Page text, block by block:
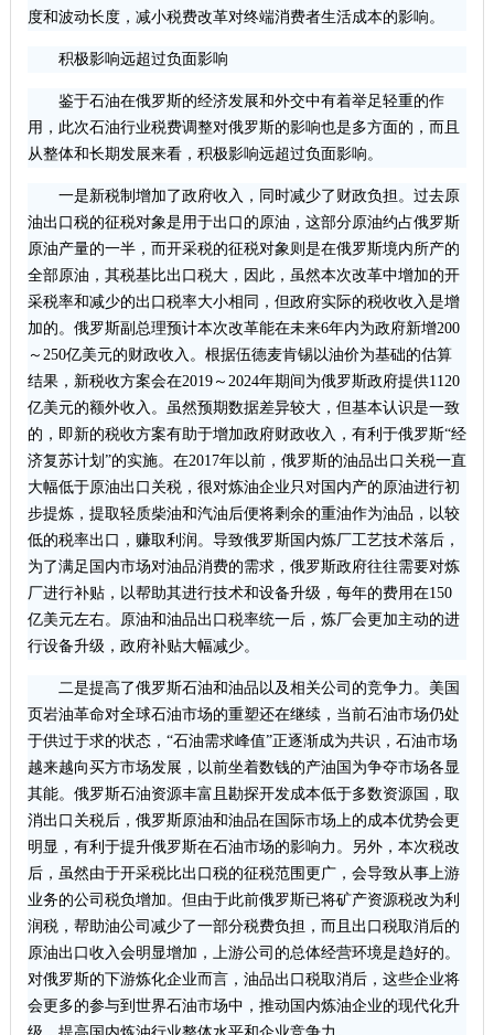
度和波动长度，减小税费改革对终端消费者生活成本的影响。
积极影响远超过负面影响
鉴于石油在俄罗斯的经济发展和外交中有着举足轻重的作
用，此次石油行业税费调整对俄罗斯的影响也是多方面的，而且
从整体和长期发展来看，积极影响远超过负面影响。
一是新税制增加了政府收入，同时减少了财政负担。过去原
油出口税的征税对象是用于出口的原油，这部分原油约占俄罗斯
原油产量的一半，而开采税的征税对象则是在俄罗斯境内所产的
全部原油，其税基比出口税大，因此，虽然本次改革中增加的开
采税率和减少的出口税率大小相同，但政府实际的税收收入是增
加的。俄罗斯副总理预计本次改革能在未来6年内为政府新增200
～250亿美元的财政收入。根据伍德麦肯锡以油价为基础的估算
结果，新税收方案会在2019～2024年期间为俄罗斯政府提供1120
亿美元的额外收入。虽然预期数据差异较大，但基本认识是一致
的，即新的税收方案有助于增加政府财政收入，有利于俄罗斯“经
济复苏计划”的实施。在2017年以前，俄罗斯的油品出口关税一直
大幅低于原油出口关税，很对炼油企业只对国内产的原油进行初
步提炼，提取轻质柴油和汽油后便将剩余的重油作为油品，以较
低的税率出口，赚取利润。导致俄罗斯国内炼厂工艺技术落后，
为了满足国内市场对油品消费的需求，俄罗斯政府往往需要对炼
厂进行补贴，以帮助其进行技术和设备升级，每年的费用在150
亿美元左右。原油和油品出口税率统一后，炼厂会更加主动的进
行设备升级，政府补贴大幅减少。
二是提高了俄罗斯石油和油品以及相关公司的竞争力。美国
页岩油革命对全球石油市场的重塑还在继续，当前石油市场仍处
于供过于求的状态，“石油需求峰值”正逐渐成为共识，石油市场
越来越向买方市场发展，以前坐着数钱的产油国为争夺市场各显
其能。俄罗斯石油资源丰富且勘探开发成本低于多数资源国，取
消出口关税后，俄罗斯原油和油品在国际市场上的成本优势会更
明显，有利于提升俄罗斯在石油市场的影响力。另外，本次税改
后，虽然由于开采税比出口税的征税范围更广，会导致从事上游
业务的公司税负增加。但由于此前俄罗斯已将矿产资源税改为利
润税，帮助油公司减少了一部分税费负担，而且出口税取消后的
原油出口收入会明显增加，上游公司的总体经营环境是趋好的。
对俄罗斯的下游炼化企业而言，油品出口税取消后，这些企业将
会更多的参与到世界石油市场中，推动国内炼油企业的现代化升